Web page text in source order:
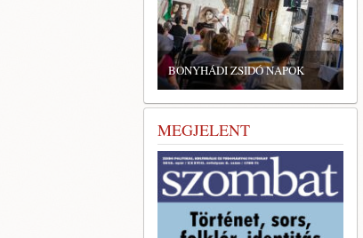
BONYHÁDI ZSIDÓ NAPOK
MEGJELENT